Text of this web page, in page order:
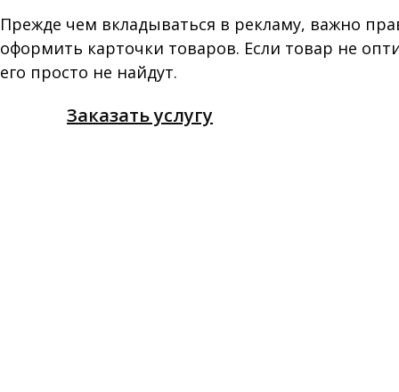
Продвижение
Заказать услугу
Прежде чем вкладываться в рекламу, важно
оформить карточки товаров. Если товар не
его просто не найдут.